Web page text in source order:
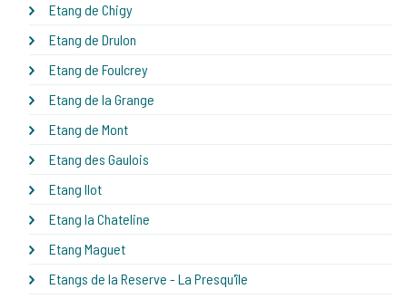
Etang de Chigy
Etang de Drulon
Etang de Foulcrey
Etang de la Grange
Etang de Mont
Etang des Gaulois
Etang Ilot
Etang la Chateline
Etang Maguet
Etangs de la Reserve - La Presqu'île